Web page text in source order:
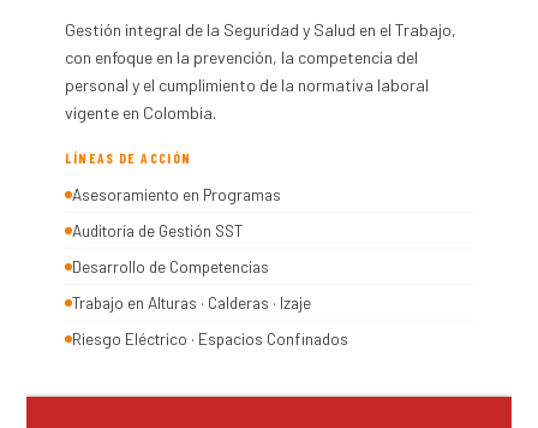
Gestión integral de la Seguridad y Salud en el Trabajo,
con enfoque en la prevención, la competencia del
personal y el cumplimiento de la normativa laboral
vigente en Colombia.
LÍNEAS DE ACCIÓN
Asesoramiento en Programas
Auditoría de Gestión SST
Desarrollo de Competencias
Trabajo en Alturas · Calderas · Izaje
Riesgo Eléctrico · Espacios Confinados